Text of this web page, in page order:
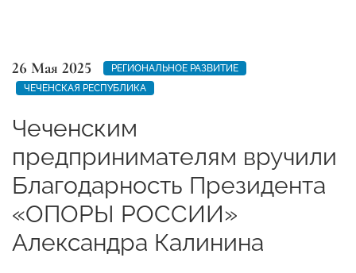
26 Мая 2025
РЕГИОНАЛЬНОЕ РАЗВИТИЕ
ЧЕЧЕНСКАЯ РЕСПУБЛИКА
Чеченским
предпринимателям вручили
Благодарность Президента
«ОПОРЫ РОССИИ»
Александра Калинина